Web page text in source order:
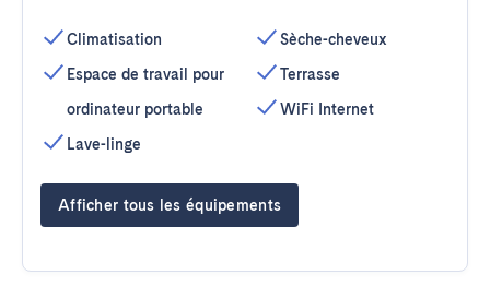
Climatisation
Espace de travail pour
ordinateur portable
Lave-linge
Sèche-cheveux
Terrasse
WiFi Internet
Afficher tous les équipements